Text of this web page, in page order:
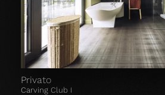
Privato
Carving Club I